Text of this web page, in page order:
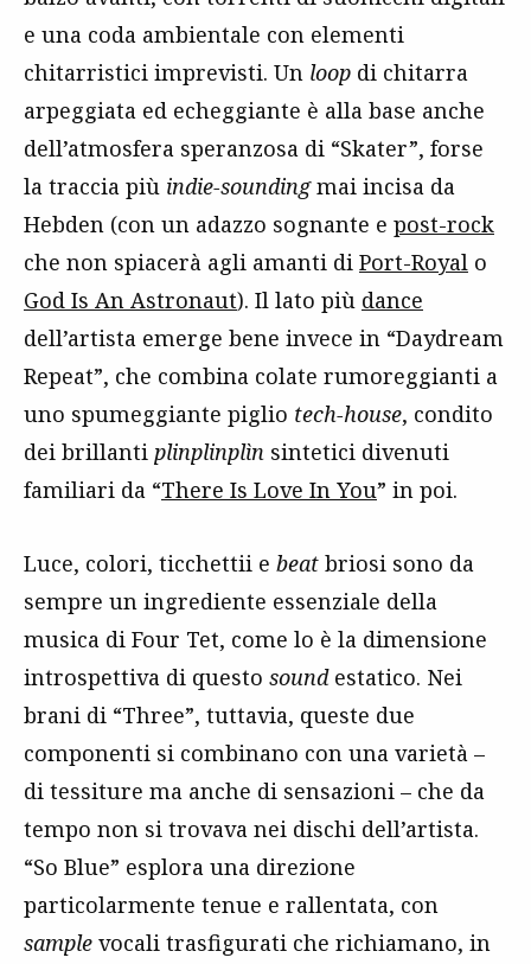
e una coda ambientale con elementi
chitarristici imprevisti. Un loop di chitarra
arpeggiata ed echeggiante è alla base anche
dell’atmosfera speranzosa di “Skater”, forse
la traccia più indie-soundingmai incisa da
Hebden (con un adazzo sognante e post-rock
che non spiacerà agli amanti di Port-Royal o
God Is An Astronaut). Il lato più dance
dell’artista emerge bene invece in “Daydream
Repeat”, che combina colate rumoreggianti a
uno spumeggiante piglio tech-house, condito
dei brillanti plinplinplìn sintetici divenuti
familiari da “There Is Love In You” in poi.
Luce, colori, ticchettii e beat briosi sono da
sempre un ingrediente essenziale della
musica di Four Tet, come lo è la dimensione
introspettiva di questo soundestatico. Nei
brani di “Three”, tuttavia, queste due
componenti si combinano con una varietà –
di tessiture ma anche di sensazioni – che da
tempo non si trovava nei dischi dell’artista.
“So Blue” esplora una direzione
particolarmente tenue e rallentata, con
sample vocali trasfigurati che richiamano, in